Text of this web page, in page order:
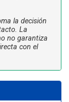
la decisión
La
no garantiza
con el